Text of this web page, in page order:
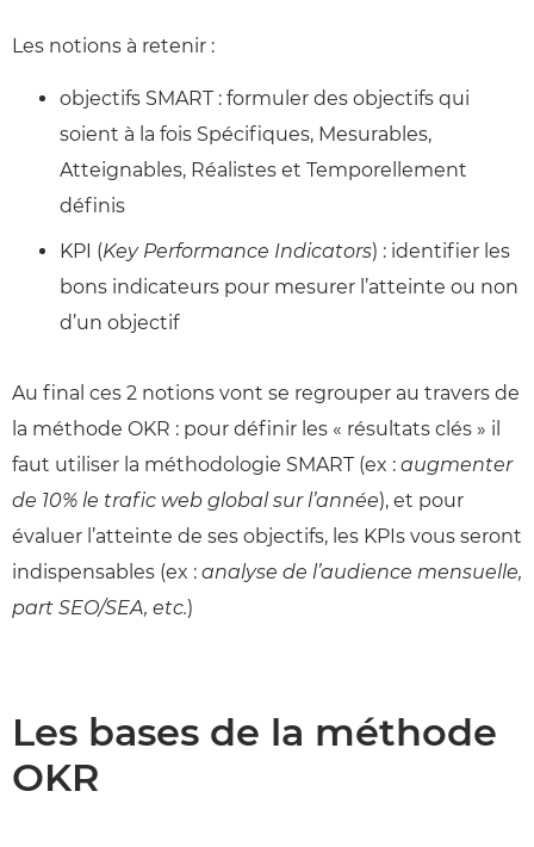
Les notions à retenir :
objectifs SMART : formuler des objectifs qui
soient à la fois Spécifiques, Mesurables,
Atteignables, Réalistes et Temporellement
définis
KPI (Key Performance Indicators) : identifier les
bons indicateurs pour mesurer l’atteinte ou non
d’un objectif
Au final ces 2 notions vont se regrouper au travers de
la méthode OKR : pour définir les « résultats clés » il
faut utiliser la méthodologie SMART (ex : augmenter
de 10% le trafic web global sur l’année), et pour
évaluer l’atteinte de ses objectifs, les KPIs vous seront
indispensables (ex : analyse de l’audience mensuelle,
part SEO/SEA, etc.)
Les bases de la méthode
OKR